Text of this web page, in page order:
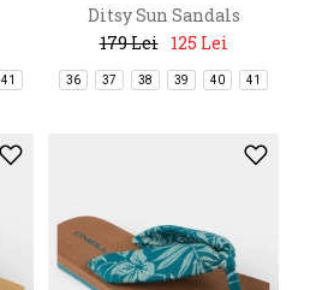
41
Ditsy Sun Sandals
179 Lei
125 Lei
36 37 38 39 40 41